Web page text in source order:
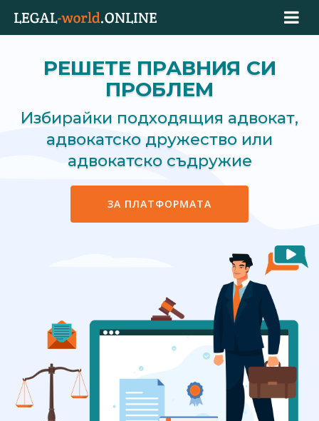
РЕШЕТЕ ПРАВНИЯ СИ
ПРОБЛЕМ
Избирайки подходящия адвокат,
адвокатско дружество или
адвокатско съдружие
ЗА ПЛАТФОРМАТА